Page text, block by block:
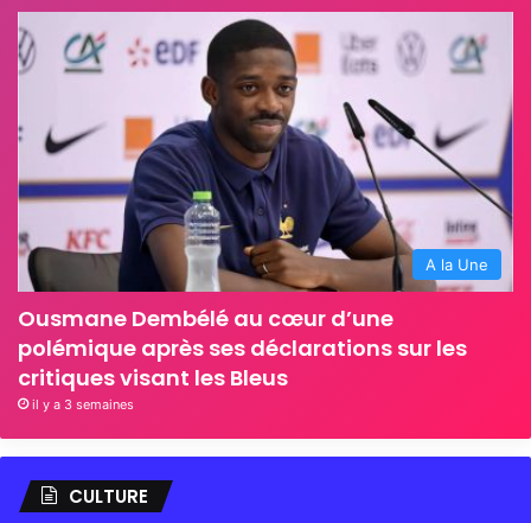
A la Une
Ousmane Dembélé au cœur d’une
polémique après ses déclarations sur les
critiques visant les Bleus
il y a 3 semaines
CULTURE